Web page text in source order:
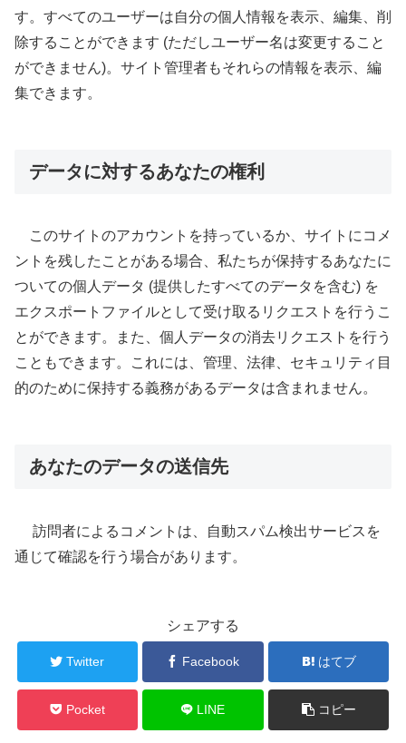
す。すべてのユーザーは自分の個人情報を表示、編集、削
除することができます (ただしユーザー名は変更すること
ができません)。サイト管理者もそれらの情報を表示、編
集できます。
データに対するあなたの権利
このサイトのアカウントを持っているか、サイトにコメ
ントを残したことがある場合、私たちが保持するあなたに
ついての個人データ (提供したすべてのデータを含む) を
エクスポートファイルとして受け取るリクエストを行うこ
とができます。また、個人データの消去リクエストを行う
こともできます。これには、管理、法律、セキュリティ目
的のために保持する義務があるデータは含まれません。
あなたのデータの送信先
訪問者によるコメントは、自動スパム検出サービスを
通じて確認を行う場合があります。
シェアする
Twitter Facebook はてブ
Pocket LINE コピー